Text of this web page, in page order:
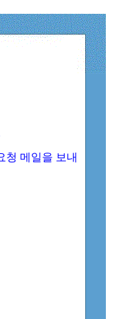
청 메일을 보내